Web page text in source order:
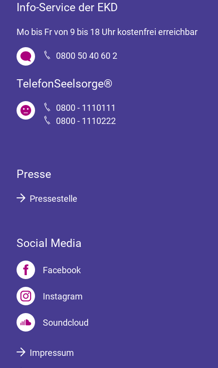
Info-Service der EKD
Mo bis Fr von 9 bis 18 Uhr kostenfrei erreichbar
0800 50 40 60 2
TelefonSeelsorge®
0800 - 1110111
0800 - 1110222
Presse
Pressestelle
Social Media
Facebook
Instagram
Soundcloud
Impressum